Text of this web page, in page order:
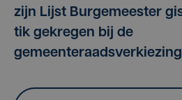
zijn Lijst Burgemeester
tik gekregen bij de